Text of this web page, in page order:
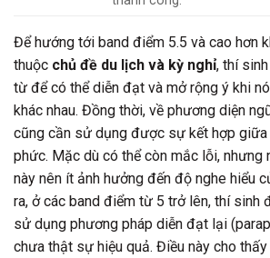
Để hướng tới band điểm 5.5 và cao hơn
thuộc chủ đề du lịch và kỳ nghỉ, thí
từ để có thể diễn đạt và mở rộng ý khi
khác nhau. Đồng thời, về phương diện
cũng cần sử dụng được sự kết hợp giữa
phức. Mặc dù có thể còn mắc lỗi, nhưng
này nên ít ảnh hưởng đến độ nghe hiểu
ra, ở các band điểm từ 5 trở lên, thí sinh
sử dụng phương pháp diễn đạt lại
chưa thật sự hiệu quả. Điều này cho